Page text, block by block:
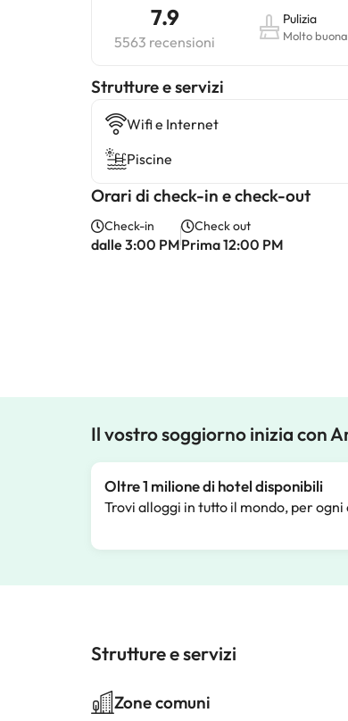
7.9
5563 recensioni
Pulizia
Molto buona
​Strutture e servizi
Wifi e Internet
Piscine
Orari di check-in e check-out
Check-in
dalle 3:00 PM
Check out
Prima 12:00 PM
Il vostro soggiorno inizia con
Oltre 1 milione di hotel disponibili
Trovi alloggi in tutto il mondo, per ogni
Strutture e servizi
Zone comuni